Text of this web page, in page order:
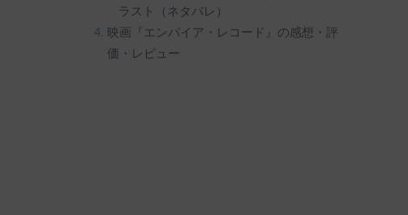
ラスト（ネタバレ）
映画『エンパイア・レコード』の感想・評
価・レビュー